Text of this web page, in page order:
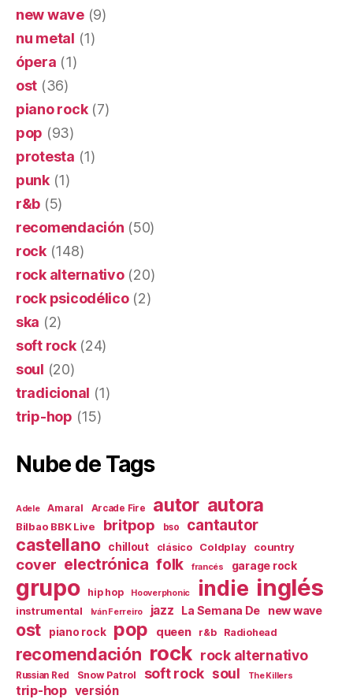
new wave(9)
nu metal (1)
ópera (1)
ost (36)
piano rock(7)
pop (93)
protesta (1)
punk(1)
r&b (5)
recomendación (50)
rock(148)
rock alternativo(20)
rock psicodélico(2)
ska (2)
soft rock(24)
soul (20)
tradicional (1)
trip-hop (15)
Nube de Tags
Adele Amaral Arcade Fire autor autora
Bilbao BBK Live britpop bso cantautor
castellano chillout clásico Coldplay country
cover electrónica folk francés garage rock
grupo hip hop Hooverphonic indie inglés
instrumental Iván Ferreiro jazz La Semana De new wave
ost piano rock pop queen r&b Radiohead
recomendación rock rock alternativo
Russian Red Snow Patrol soft rock soul The Killers
trip-hop versión